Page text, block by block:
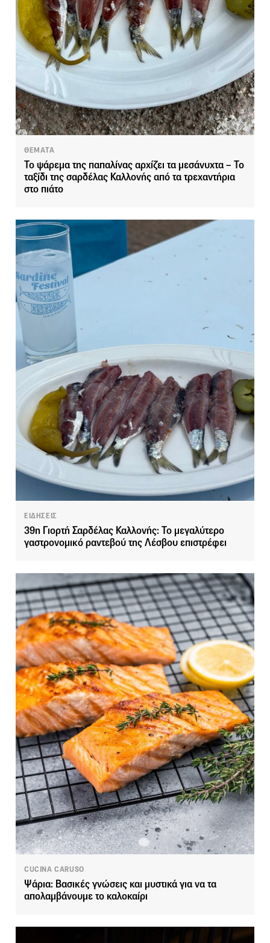
ΘΕΜΑΤΑ
Το ψάρεμα της παπαλίνας αρχίζει τα μεσάνυχτα – Το
ταξίδι της σαρδέλας Καλλονής από τα τρεχαντήρια
στο πιάτο
ΕΙΔΗΣΕΙΣ
39η Γιορτή Σαρδέλας Καλλονής: Το μεγαλύτερο
γαστρονομικό ραντεβού της Λέσβου επιστρέφει
CUCINA CARUSO
Ψάρια: Βασικές γνώσεις και μυστικά για να τα
απολαμβάνουμε το καλοκαίρι